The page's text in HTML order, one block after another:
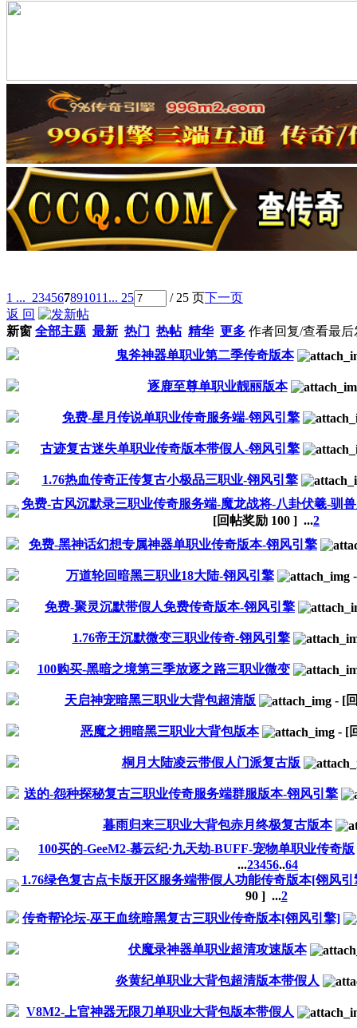
1 ... 234567891011 ... 25 / 25 页下一页
返 回
新窗 全部主题 最新 热门 热帖 精华 更多 作者回复/查看最后
鬼斧神器单职业第二季传奇版本
逐鹿至尊单职业靓丽版本
免费-星月传说单职业传奇服务端-翎风引擎
古迹复古迷失单职业传奇版本带假人-翎风引擎
1.76热血传奇正传复古小极品三职业-翎风引擎
免费-古风沉默录三职业传奇服务端-魔龙战将-八卦伏羲-驯
[回帖奖励 100 ] ...2
免费-黑神话幻想专属神器单职业传奇版本-翎风引擎
万道轮回暗黑三职业18大陆-翎风引擎
免费-聚灵沉默带假人免费传奇版本-翎风引擎
1.76帝王沉默微变三职业传奇-翎风引擎
100购买-黑暗之境第三季放逐之路三职业微变
天启神宠暗黑三职业大背包超清版 - [
恶魔之拥暗黑三职业大背包版本 - [
桐月大陆凌云带假人门派复古版
送的-怨种探秘复古三职业传奇服务端群服版本-翎风引擎
暮雨归来三职业大背包赤月终极复古版本
100买的-GeeM2-慕云纪·九天劫-BUFF-宠物单职业传奇版
...23456..64
1.76绿色复古点卡版开区服务端带假人功能传奇版本[翎风引
90] ...2
传奇帮论坛-巫王血统暗黑复古三职业传奇版本[翎风引擎]
伏魔录神器单职业超清攻速版本
炎黄纪单职业大背包超清版本带假人
V8M2-上官神器无限刀单职业大背包版本带假人